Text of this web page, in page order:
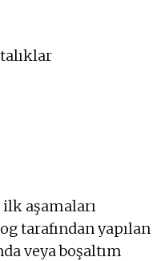
ilk aşamaları
tarafından yapılan
veya boşaltım